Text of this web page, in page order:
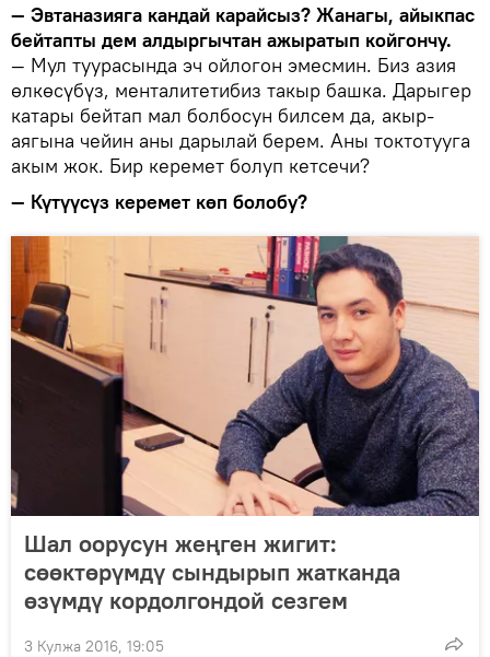
— Эвтаназияга кандай карайсыз? Жанагы, айыкпас
бейтапты дем алдыргычтан ажыратып койгончу.
— Мул туурасында эч ойлогон эмесмин. Биз азия
өлкөсүбүз, менталитетибиз такыр башка. Дарыгер
катары бейтап мал болбосун билсем да, акыр-
аягына чейин аны дарылай берем. Аны токтотууга
акым жок. Бир керемет болуп кетсечи?
— Күтүүсүз керемет көп болобу?
Шал оорусун жеңген жигит:
сөөктөрүмдү сындырып жатканда
өзүмдү кордолгондой сезгем
3 Кулжа 2016, 19:05